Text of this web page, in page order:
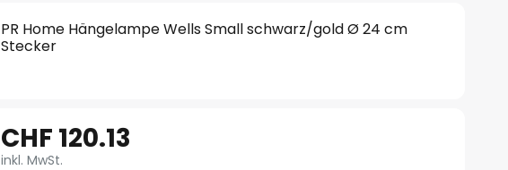
PR Home Hängelampe Wells Small schwarz/gold Ø 24 cm
Stecker
CHF 120.13
inkl. MwSt.